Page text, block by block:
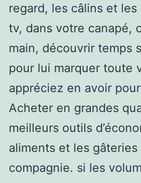
regard, les câlins et
tv, dans votre canapé,
main, découvrir temps
pour lui marquer toute
appréciez en avoir
Acheter en grandes
meilleurs outils
aliments et les
compagnie. si les